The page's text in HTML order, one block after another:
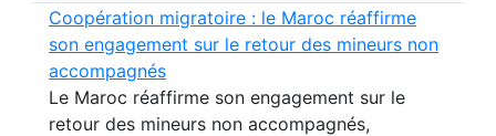
Coopération migratoire : le Maroc réaffirme
son engagement sur le retour des mineurs non
accompagnés
Le Maroc réaffirme son engagement sur le
retour des mineurs non accompagnés,